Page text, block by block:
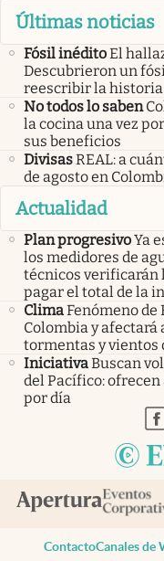
Últimas noticias
Fósil inéditoEl
Descubrieron un
reescribir la historia
No todos lo saben
la cocina una vez
sus beneficios
DivisasREAL: a
de agosto en
Actualidad
Plan progresivoYa
los medidores de
técnicos verificarán
pagar el total de la
ClimaFenómeno de
Colombia y
tormentas y vientos
IniciativaBuscan
del Pacífico:
por día
ContactoCanales de